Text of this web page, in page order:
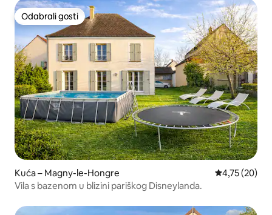
Odabrali gosti
Odabrali gosti
Kuća – Magny-le-Hongre Prosječna
4,75 (20)
Vila s bazenom u blizini pariškog Disneylanda.